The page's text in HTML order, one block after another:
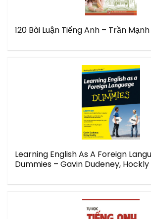
120 Bài Luận Tiếng Anh – Trần
Learning English As A Foreign
Dummies – Gavin Dudeney,